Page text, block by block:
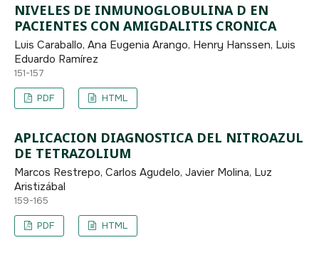
NIVELES DE INMUNOGLOBULINA D EN
PACIENTES CON AMIGDALITIS CRONICA
Luis Caraballo, Ana Eugenia Arango, Henry Hanssen, Luis
Eduardo Ramírez
151-157
PDF HTML
APLICACION DIAGNOSTICA DEL NITROAZUL
DE TETRAZOLIUM
Marcos Restrepo, Carlos Agudelo, Javier Molina, Luz
Aristizábal
159-165
PDF HTML